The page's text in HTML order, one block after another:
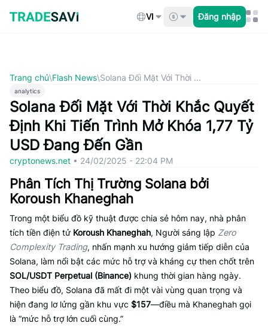
qua
nội
VI Đăng nhập
Trang chủ\Flash News\Solana Đối Mặt Với Thời ...
analytics
Solana Đối Mặt Với Thời Khắc Quyết
Định Khi Tiến Trình Mở Khóa 1,77 Tỷ
USD Đang Đến Gần
cryptonews.net • 24/02/2025 - 22:04 PM
Phân Tích Thị Trường Solana bởi
Koroush Khaneghah
Trong một biểu đồ kỹ thuật được chia sẻ hôm nay, nhà phân
tích tiền điện tử Koroush Khaneghah, Người sáng lập Zero
Complexity Trading, nhấn mạnh xu hướng giảm tiếp diễn của
Solana, làm nổi bật các mức hỗ trợ và kháng cự then chốt trên
SOL/USDT Perpetual (Binance) khung thời gian hàng ngày.
Theo biểu đồ, Solana đã mất đi một vài vùng quan trọng và
hiện đang lơ lửng gần khu vực $157—điều mà Khaneghah gọi
là “mức hỗ trợ lớn cuối cùng.”